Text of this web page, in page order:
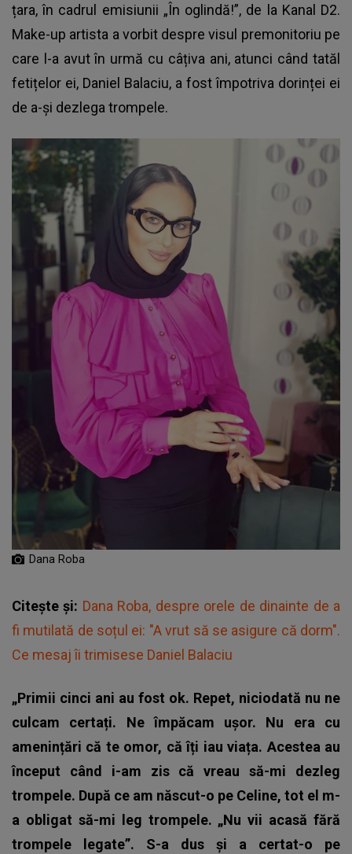
țara, în cadrul emisiunii „În oglindă!”, de la Kanal D2.
Make-up artista a vorbit despre visul premonitoriu pe
care l-a avut în urmă cu câțiva ani, atunci când tatăl
fetițelor ei, Daniel Balaciu, a fost împotriva dorinței ei
de a-și dezlega trompele.
Dana Roba
Citește și: Dana Roba, despre orele de dinainte de a
fi mutilată de soțul ei: "A vrut să se asigure că dorm".
Ce mesaj îi trimisese Daniel Balaciu
„Primii cinci ani au fost ok. Repet, niciodată nu ne
culcam certați. Ne împăcam ușor. Nu era cu
amenințări că te omor, că îți iau viața. Acestea au
început când i-am zis că vreau să-mi dezleg
trompele. După ce am născut-o pe Celine, tot el m-
a obligat să-mi leg trompele. „Nu vii acasă fără
trompele legate”. S-a dus și a certat-o pe